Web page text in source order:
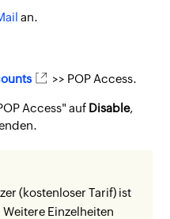
an.
>> POP Access.
Access" auf Disable,
(kostenloser Tarif) ist
Einzelheiten